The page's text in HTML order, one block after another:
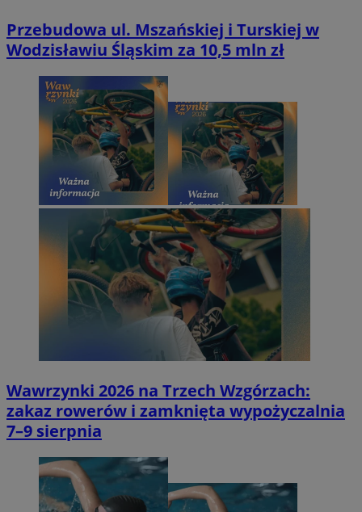
Przebudowa ul. Mszańskiej i Turskiej w
Wodzisławiu Śląskim za 10,5 mln zł
Wawrzynki 2026 na Trzech Wzgórzach:
zakaz rowerów i zamknięta wypożyczalnia
7–9 sierpnia